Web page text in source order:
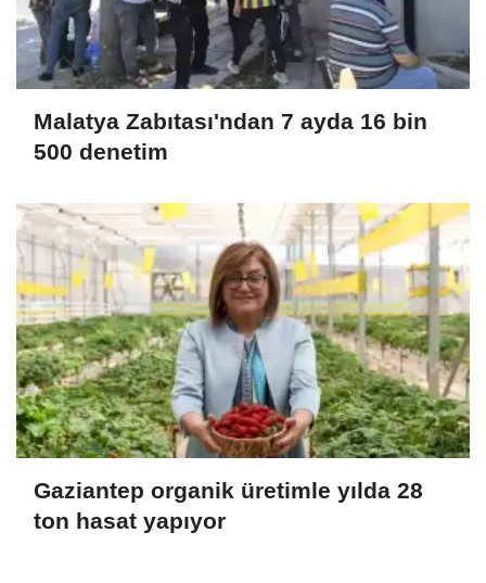
Malatya Zabıtası'ndan 7 ayda 16 bin
500 denetim
Gaziantep organik üretimle yılda 28
ton hasat yapıyor